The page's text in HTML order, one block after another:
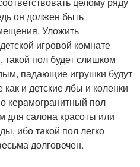
он должен быть
Уложить
игровой комнате
пол будет слишком
падающие игрушки будут
как и детские лбы и коленки
керамогранитный пол
для салона красоты или
ибо такой пол легко
долговечен.